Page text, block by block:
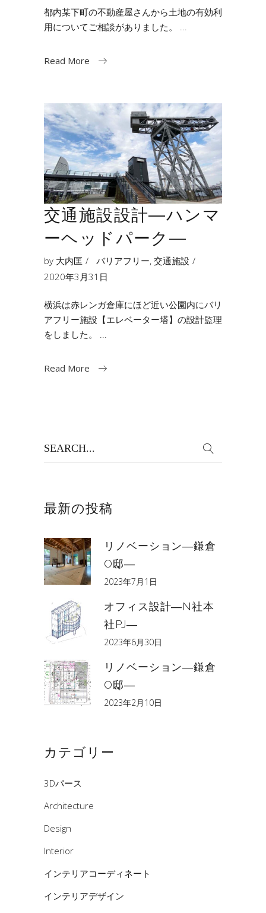
都内某下町の不動産屋さんから土地の有効利
用についてご相談がありました。
Read More
交通施設設計―ハンマ
ーヘッドパーク―
by 大内匡 バリアフリー, 交通施設
2020年3月31日
横浜は赤レンガ倉庫にほど近い公園内にバリ
アフリー施設【エレベーター塔】の設計監理
をしました。
Read More
for:
最新の投稿
リノベーション―鎌倉
O邸―
2023年7月1日
オフィス設計―N社本
社PJ―
2023年6月30日
リノベーション―鎌倉
O邸―
2023年2月10日
カテゴリー
3Dパース
Architecture
Design
Interior
インテリアコーディネート
インテリアデザイン